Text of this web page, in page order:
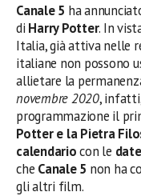
Canale 5 ha
di Harry Potter. In
Italia, già attiva nelle
italiane non possono
allietare la
novembre 2020,
programmazione il
Potter e la Pietra
calendariocon le
che Canale 5 non ha
gli altri film.